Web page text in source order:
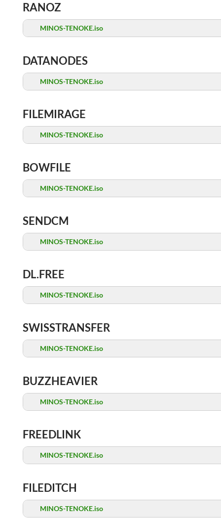
RANOZ
MINOS-TENOKE.iso
DATANODES
MINOS-TENOKE.iso
FILEMIRAGE
MINOS-TENOKE.iso
BOWFILE
MINOS-TENOKE.iso
SENDCM
MINOS-TENOKE.iso
DL.FREE
MINOS-TENOKE.iso
SWISSTRANSFER
MINOS-TENOKE.iso
BUZZHEAVIER
MINOS-TENOKE.iso
FREEDLINK
MINOS-TENOKE.iso
FILEDITCH
MINOS-TENOKE.iso